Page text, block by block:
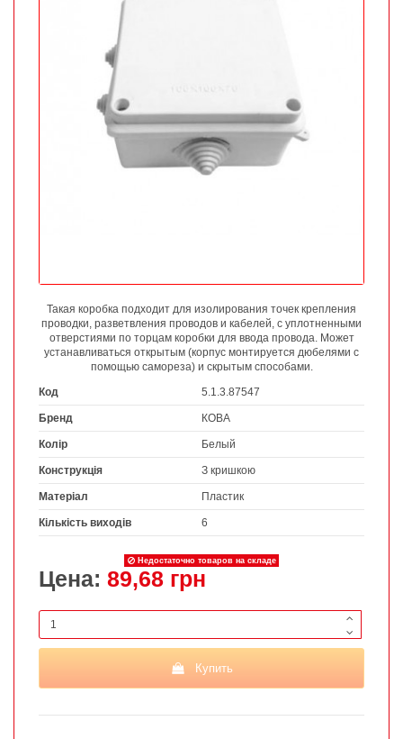
Такая коробка подходит для изолирования точек крепления
проводки, разветвления проводов и кабелей, с уплотненными
отверстиями по торцам коробки для ввода провода. Может
устанавливаться открытым (корпус монтируется дюбелями с
помощью самореза) и скрытым способами.
Код
5.1.3.87547
Бренд КОВА
Колір Белый
Конструкція З кришкою
Матеріал Пластик
Кількість виходів 6
Недостаточно товаров на складе
Цена: 89,68 грн
Купить